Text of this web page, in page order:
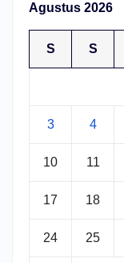
Agustus 2026
S S
3 4
10 11
17 18
24 25